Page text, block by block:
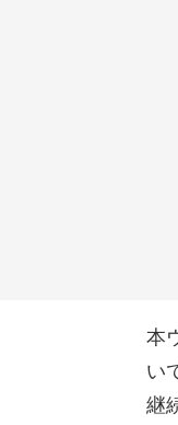
本
い
継